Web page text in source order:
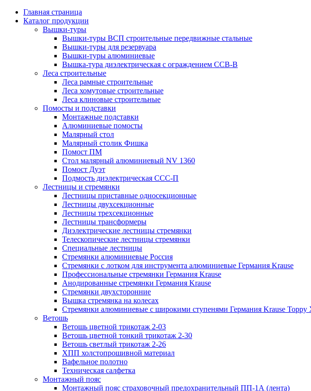
Главная страница
Каталог продукции
Вышки-туры
Вышки-туры ВСП строительные передвижные стальные
Вышки-туры для резервуара
Вышки-туры алюминиевые
Вышка-тура диэлектрическая с ограждением ССВ-В
Леса строительные
Леса рамные строительные
Леса хомутовые строительные
Леса клиновые строительные
Помосты и подставки
Монтажные подставки
Алюминиевые помосты
Малярный стол
Малярный столик Фишка
Помост ПМ
Стол малярный алюминиевый NV 1360
Помост Дуэт
Подмость диэлектрическая ССС-П
Лестницы и стремянки
Лестницы приставные односекционные
Лестницы двухсекционные
Лестницы трехсекционные
Лестницы трансформеры
Диэлектрические лестницы стремянки
Телескопические лестницы стремянки
Специальные лестницы
Стремянки алюминиевые Россия
Стремянки c лотком для инструмента алюминиевые Германия Krause
Профессиональные стремянки Германия Krause
Анодированные стремянки Германия Krause
Стремянки двухсторонние
Вышка стремянка на колесах
Стремянки алюминиевые c широкими ступенями Германия Krause Toppy
Ветошь
Ветошь цветной трикотаж 2-03
Ветошь цветной тонкий трикотаж 2-30
Ветошь светлый трикотаж 2-26
ХПП холстопрошивной материал
Вафельное полотно
Техническая салфетка
Монтажный пояс
Монтажный пояс страховочный предохранительный ПП-1А (лента)